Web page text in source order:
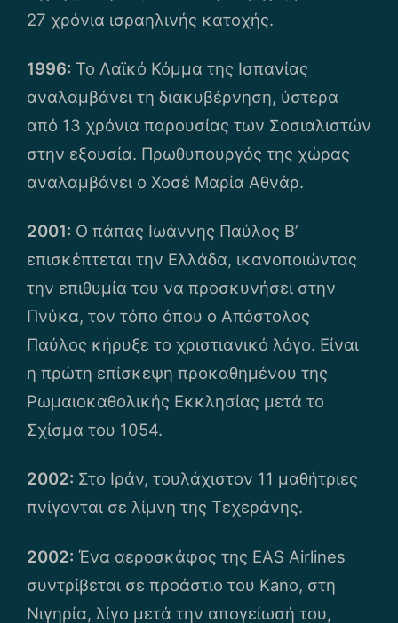
27 χρόνια ισραηλινής κατοχής.
1996: Το Λαϊκό Κόμμα της Ισπανίας
αναλαμβάνει τη διακυβέρνηση, ύστερα
από 13 χρόνια παρουσίας των Σοσιαλιστών
στην εξουσία. Πρωθυπουργός της χώρας
αναλαμβάνει ο Χοσέ Μαρία Αθνάρ.
2001: Ο πάπας Ιωάννης Παύλος Β’
επισκέπτεται την Ελλάδα, ικανοποιώντας
την επιθυμία του να προσκυνήσει στην
Πνύκα, τον τόπο όπου ο Απόστολος
Παύλος κήρυξε το χριστιανικό λόγο. Είναι
η πρώτη επίσκεψη προκαθημένου της
Ρωμαιοκαθολικής Εκκλησίας μετά το
Σχίσμα του 1054.
2002: Στο Ιράν, τουλάχιστον 11 μαθήτριες
πνίγονται σε λίμνη της Τεχεράνης.
2002: Ένα αεροσκάφος της EAS Airlines
συντρίβεται σε προάστιο του Kano, στη
Νιγηρία, λίγο μετά την απογείωσή του,